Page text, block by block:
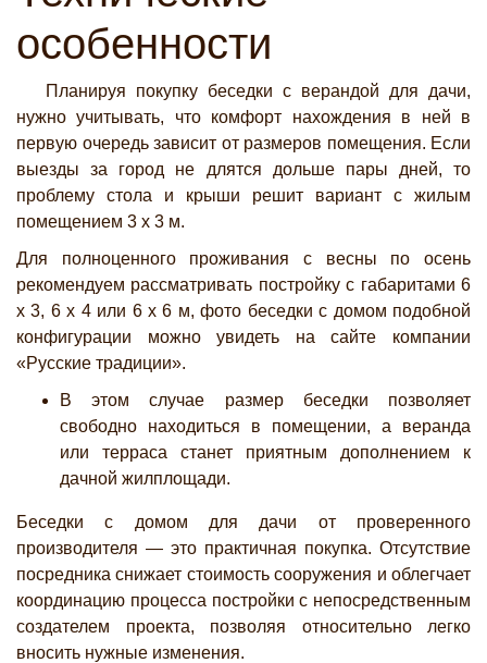
особенности
Планируя покупку беседки с верандой для дачи,
нужно учитывать, что комфорт нахождения в ней в
первую очередь зависит от размеров помещения. Если
выезды за город не длятся дольше пары дней, то
проблему стола и крыши решит вариант с жилым
помещением 3 х 3 м.
Для полноценного проживания с весны по осень
рекомендуем рассматривать постройку с габаритами 6
х 3, 6 х 4 или 6 х 6 м, фото беседки с домом подобной
конфигурации можно увидеть на сайте компании
«Русские традиции».
В этом случае размер беседки позволяет
свободно находиться в помещении, а веранда
или терраса станет приятным дополнением к
дачной жилплощади.
Беседки с домом для дачи от проверенного
производителя — это практичная покупка. Отсутствие
посредника снижает стоимость сооружения и облегчает
координацию процесса постройки с непосредственным
создателем проекта, позволяя относительно легко
вносить нужные изменения.